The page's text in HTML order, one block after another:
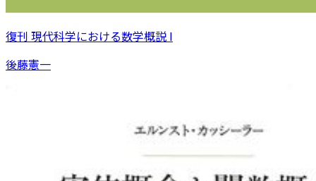
復刊 現代科学における数学概説 I
後藤憲一